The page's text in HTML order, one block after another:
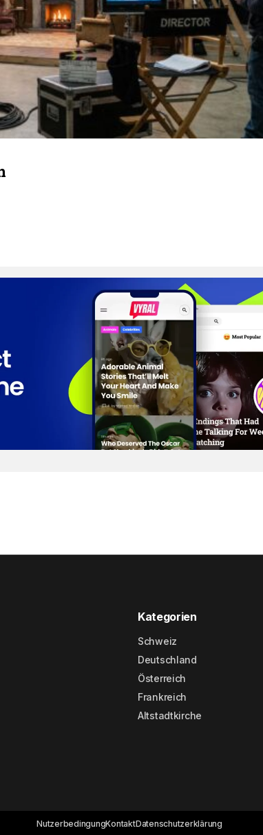
Kategorien
Schweiz
Deutschland
Österreich
Frankreich
Altstadtkirche
NutzerbedingungKontaktDatenschutzerklärung